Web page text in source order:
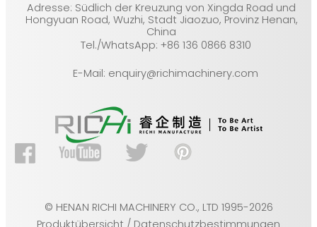
Adresse: Südlich der Kreuzung von Xingda Road und
Hongyuan Road, Wuzhi, Stadt Jiaozuo, Provinz Henan,
China
Tel./WhatsApp: +86 136 0866 8310
E-Mail: enquiry@richimachinery.com
© HENAN RICHI MACHINERY CO., LTD 1995-2026